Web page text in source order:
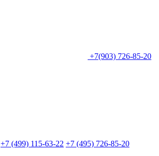
+7(903) 726-85-20
+7 (499) 115-63-22 +7 (495) 726-85-20